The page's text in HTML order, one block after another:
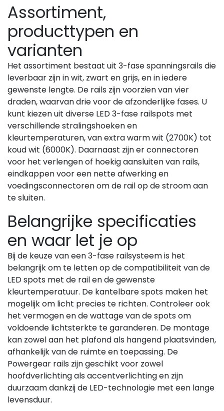
Assortiment,
producttypen en
varianten
Het assortiment bestaat uit 3-fase spanningsrails die
leverbaar zijn in wit, zwart en grijs, en in iedere
gewenste lengte. De rails zijn voorzien van vier
draden, waarvan drie voor de afzonderlijke fases. U
kunt kiezen uit diverse LED 3-fase railspots met
verschillende stralingshoeken en
kleurtemperaturen, van extra warm wit (2700K) tot
koud wit (6000K). Daarnaast zijn er connectoren
voor het verlengen of hoekig aansluiten van rails,
eindkappen voor een nette afwerking en
voedingsconnectoren om de rail op de stroom aan
te sluiten.
Belangrijke specificaties
en waar let je op
Bij de keuze van een 3-fase railsysteem is het
belangrijk om te letten op de compatibiliteit van de
LED spots met de rail en de gewenste
kleurtemperatuur. De kantelbare spots maken het
mogelijk om licht precies te richten. Controleer ook
het vermogen en de wattage van de spots om
voldoende lichtsterkte te garanderen. De montage
kan zowel aan het plafond als hangend plaatsvinden,
afhankelijk van de ruimte en toepassing. De
Powergear rails zijn geschikt voor zowel
hoofdverlichting als accentverlichting en zijn
duurzaam dankzij de LED-technologie met een lange
levensduur.